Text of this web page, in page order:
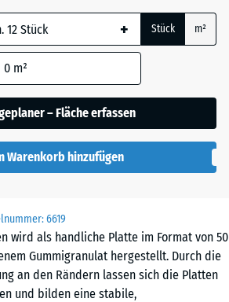
6619
wird als handliche Platte im Format von 50
Gummigranulat hergestellt. Durch die
an den Rändern lassen sich die Platten
und bilden eine stabile,
+ Stück m²
0 m²
– Fläche erfassen
Warenkorb hinzufügen